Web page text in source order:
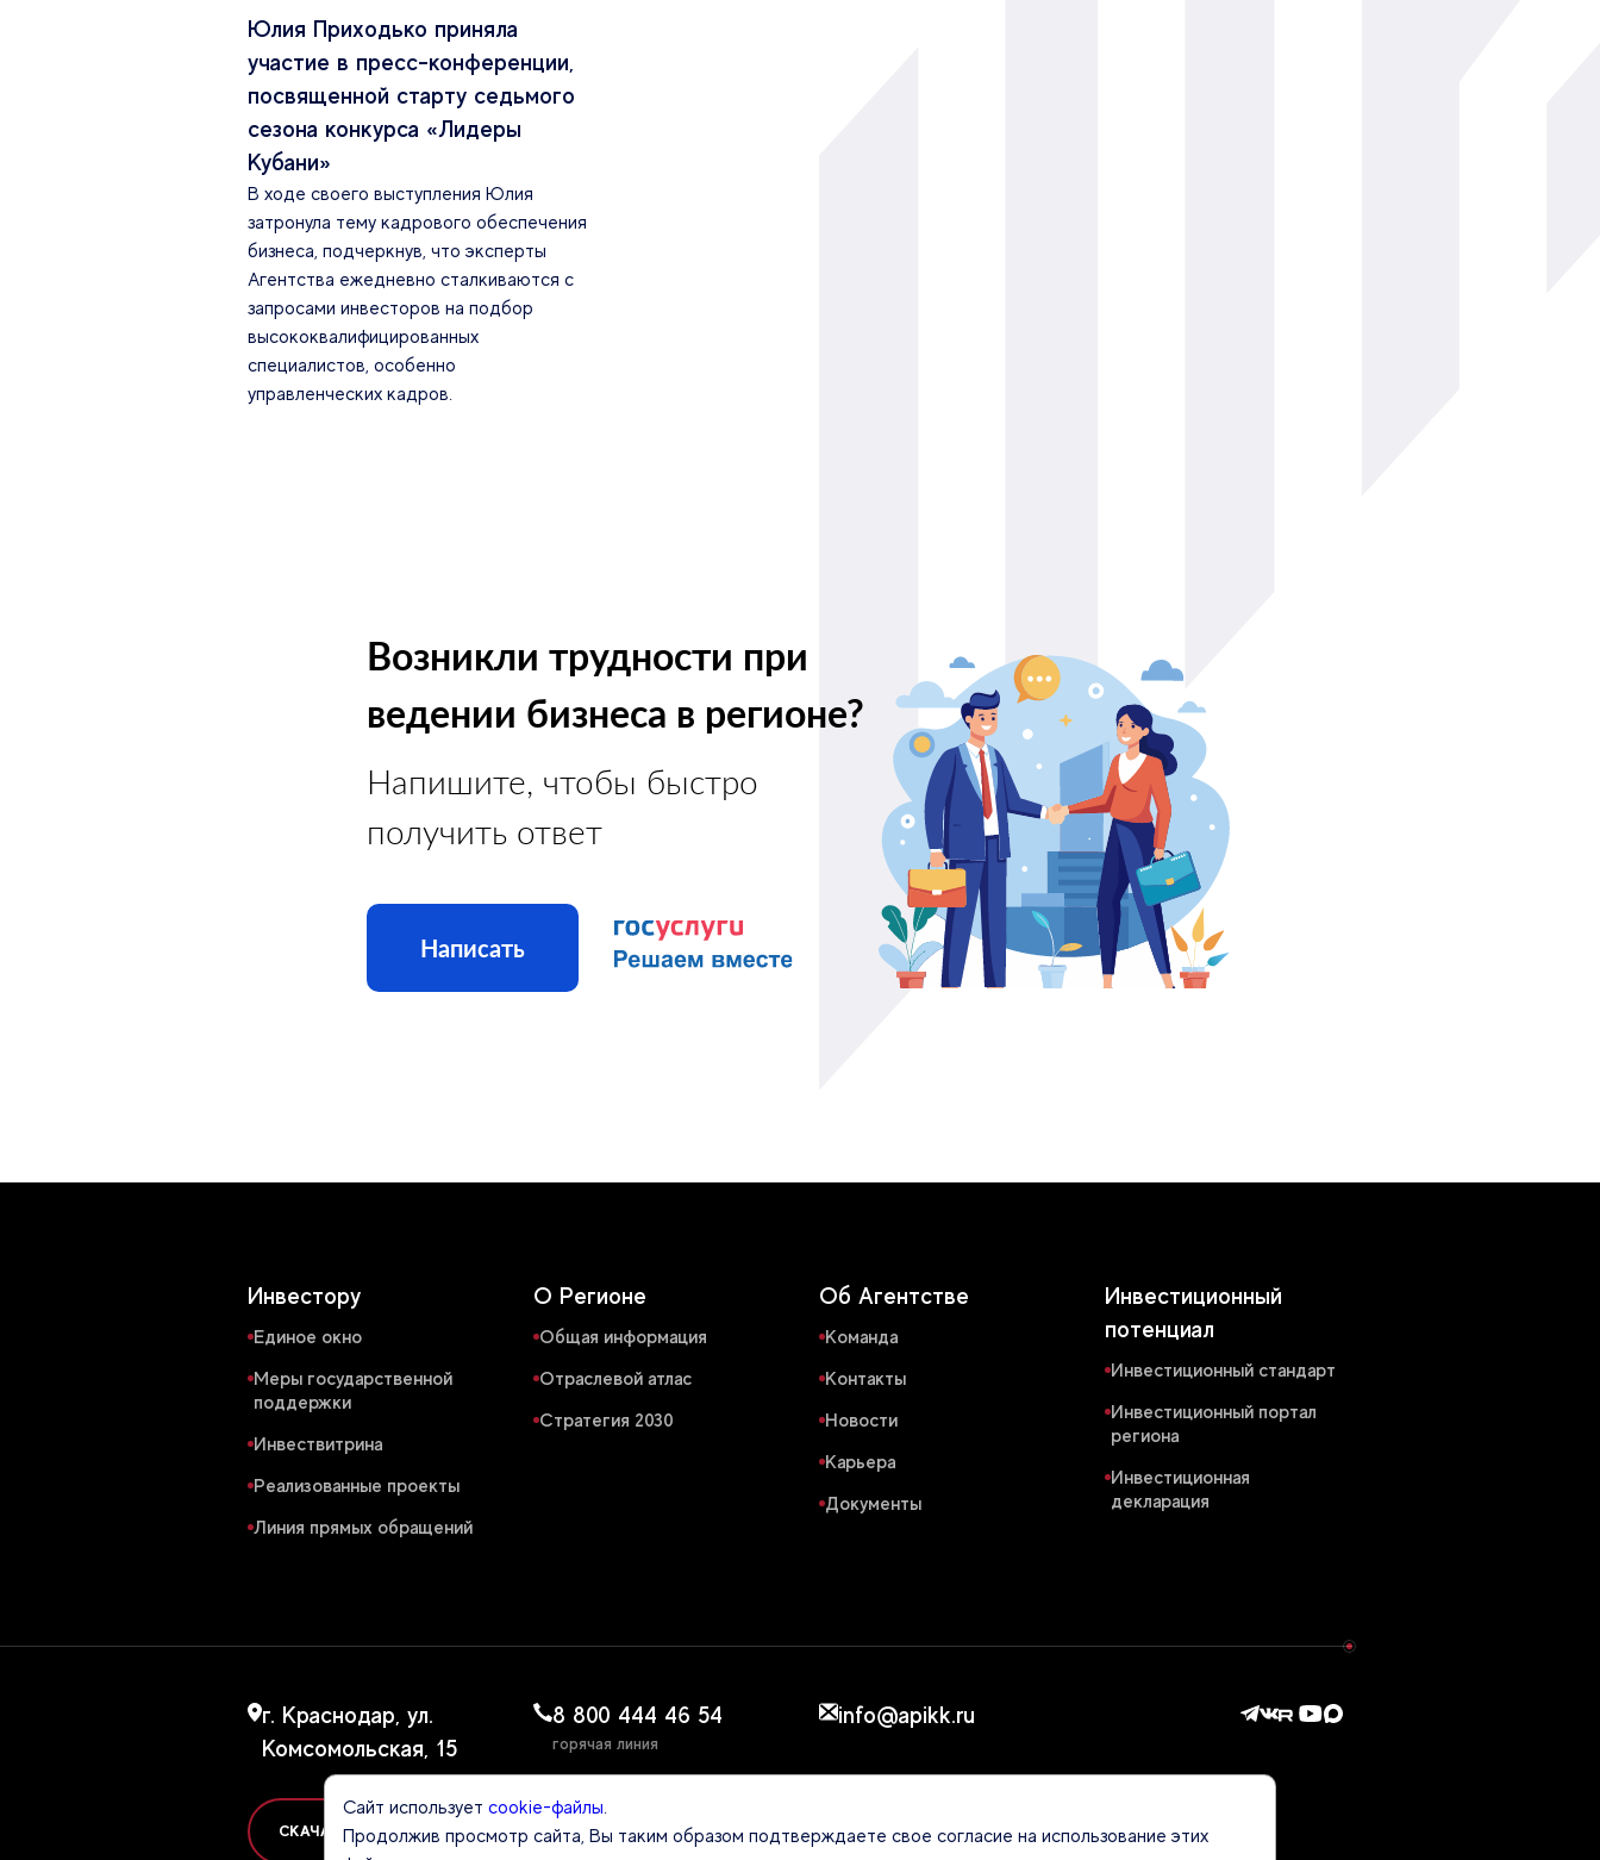
Юлия Приходько приняла
участие в пресс-конференции,
посвященной старту седьмого
сезона конкурса «Лидеры
Кубани»
В ходе своего выступления Юлия
затронула тему кадрового обеспечения
бизнеса, подчеркнув, что эксперты
Агентства ежедневно сталкиваются с
запросами инвесторов на подбор
высококвалифицированных
специалистов, особенно
управленческих кадров.
Возникли трудности при
ведении бизнеса в регионе?
Напишите, чтобы быстро
получить ответ
Написать
Инвестору
Единое окно
Меры государственной
поддержки
Инвествитрина
Реализованные проекты
Линия прямых обращений
О Регионе
Общая информация
Отраслевой атлас
Стратегия 2030
Об Агентстве
Команда
Контакты
Новости
Карьера
Документы
Инвестиционный
потенциал
Инвестиционный стандарт
Инвестиционный портал
региона
Инвестиционная
декларация
г. Краснодар, ул.
Комсомольская, 15
8 800 444 46 54
горячая линия
info@apikk.ru
СКАЧАТЬ ПРЕЗЕНТАЦИЮ ОБ АГЕНТСТВЕ
Сайт использует cookie-файлы.
Продолжив просмотр сайта, Вы таким образом подтверждаете свое согласие на использование этих